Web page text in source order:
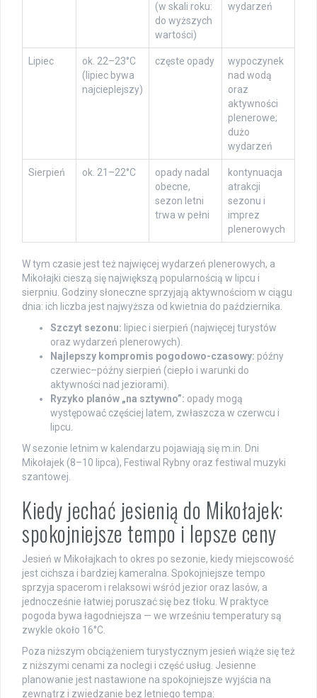
(w skali roku:
do wyższych
wartości)
wydarzeń
Lipiec
ok. 22–23°C
(lipiec bywa
najcieplejszy)
częste opady
wypoczynek
nad wodą
oraz
aktywności
plenerowe;
dużo
wydarzeń
Sierpień ok. 21–22°C
opady nadal
obecne,
sezon letni
trwa w pełni
kontynuacja
atrakcji
sezonu i
imprez
plenerowych
W tym czasie jest też najwięcej wydarzeń plenerowych, a
Mikołajki cieszą się największą popularnością w lipcu i
sierpniu. Godziny słoneczne sprzyjają aktywnościom w ciągu
dnia: ich liczba jest najwyższa od kwietnia do października.
Szczyt sezonu: lipiec i sierpień (najwięcej turystów
oraz wydarzeń plenerowych).
Najlepszy kompromis pogodowo-czasowy: późny
czerwiec–późny sierpień (ciepło i warunki do
aktywności nad jeziorami).
Ryzyko planów „na sztywno”: opady mogą
występować częściej latem, zwłaszcza w czerwcu i
lipcu.
W sezonie letnim w kalendarzu pojawiają się m.in. Dni
Mikołajek (8–10 lipca), Festiwal Rybny oraz festiwal muzyki
szantowej.
Kiedy jechać jesienią do Mikołajek:
spokojniejsze tempo i lepsze ceny
Jesień w Mikołajkach to okres po sezonie, kiedy miejscowość
jest cichsza i bardziej kameralna. Spokojniejsze tempo
sprzyja spacerom i relaksowi wśród jezior oraz lasów, a
jednocześnie łatwiej poruszać się bez tłoku. W praktyce
pogoda bywa łagodniejsza — we wrześniu temperatury są
zwykle około 16°C.
Poza niższym obciążeniem turystycznym jesień wiąże się też
z niższymi cenami za noclegi i część usług. Jesienne
planowanie jest nastawione na spokojniejsze wyjścia na
zewnątrz i zwiedzanie bez letniego tempa: